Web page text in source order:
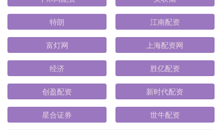
特朗 江南配资
富灯网 上海配资网
经济 胜亿配资
创盈配资 新时代配资
星合证券 世牛配资